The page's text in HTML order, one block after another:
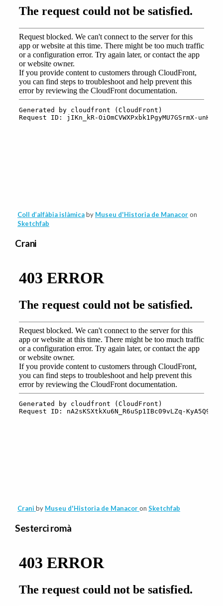
Coll d’alfàbia islàmicaby Museu d'Historia de Manacoron
Sketchfab
Crani
Crani by Museu d'Historia de Manacoron Sketchfab
Sesterci romà